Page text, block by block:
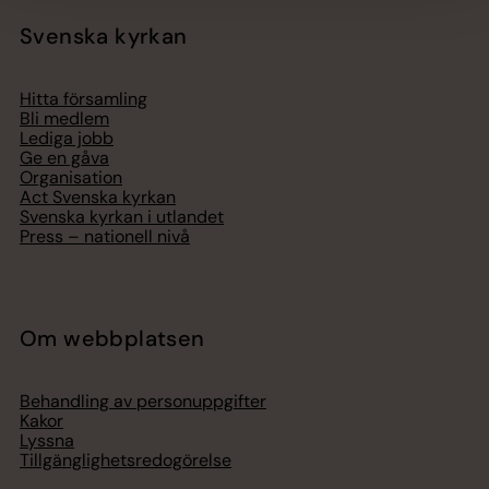
Svenska kyrkan
Hitta församling
Bli medlem
Lediga jobb
Ge en gåva
Organisation
Act Svenska kyrkan
Svenska kyrkan i utlandet
Press – nationell nivå
Om webbplatsen
Behandling av personuppgifter
Kakor
Lyssna
Tillgänglighetsredogörelse